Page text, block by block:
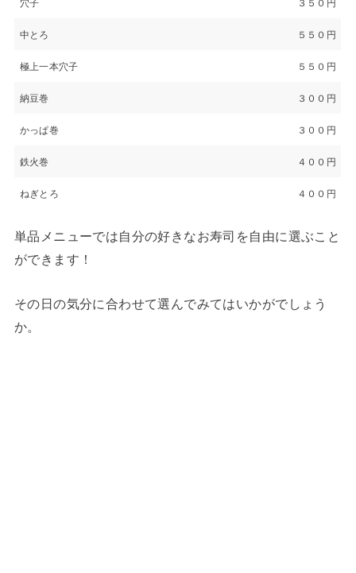
穴子 ３５０円
中とろ ５５０円
極上一本穴子 ５５０円
納豆巻 ３００円
かっぱ巻 ３００円
鉄火巻 ４００円
ねぎとろ ４００円
単品メニューでは自分の好きなお寿司を自由に選ぶこと
ができます！
その日の気分に合わせて選んでみてはいかがでしょう
か。